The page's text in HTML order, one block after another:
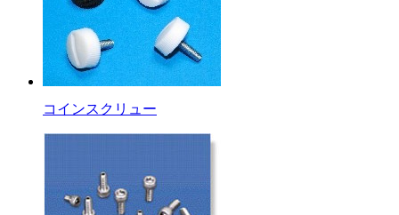
コインスクリュー